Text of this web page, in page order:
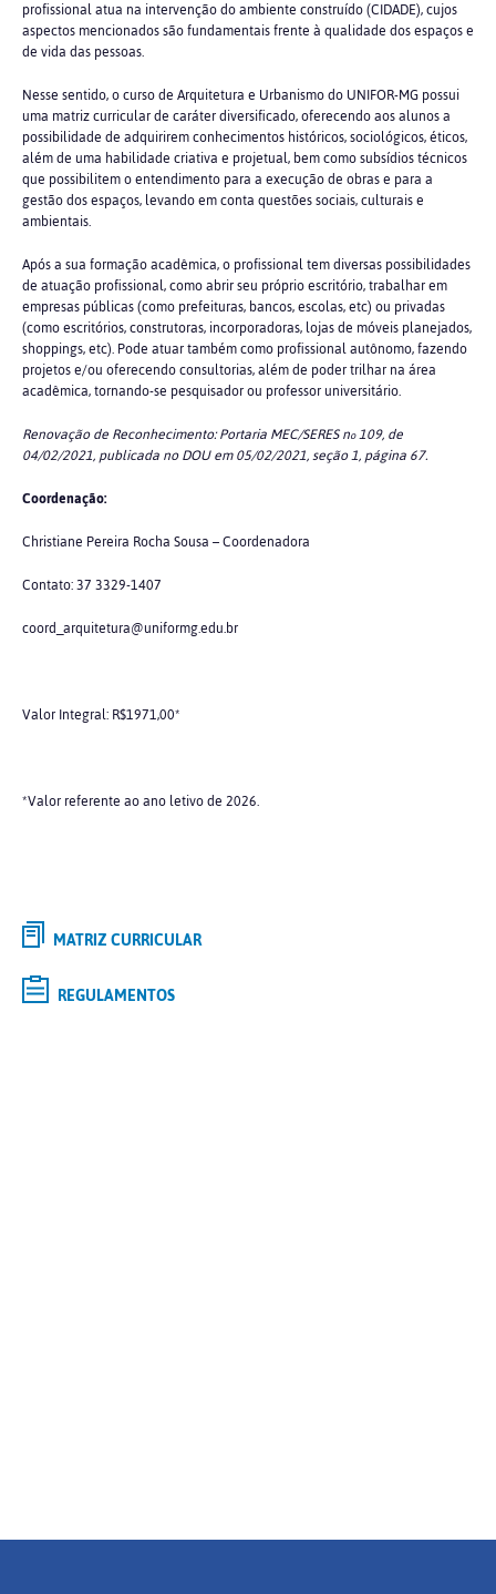
profissional atua na intervenção do ambiente construído (CIDADE), cujos
aspectos mencionados são fundamentais frente à qualidade dos espaços e
de vida das pessoas.
Nesse sentido, o curso de Arquitetura e Urbanismo do UNIFOR-MG possui
uma matriz curricular de caráter diversificado, oferecendo aos alunos a
possibilidade de adquirirem conhecimentos históricos, sociológicos, éticos,
além de uma habilidade criativa e projetual, bem como subsídios técnicos
que possibilitem o entendimento para a execução de obras e para a
gestão dos espaços, levando em conta questões sociais, culturais e
ambientais.
Após a sua formação acadêmica, o profissional tem diversas possibilidades
de atuação profissional, como abrir seu próprio escritório, trabalhar em
empresas públicas (como prefeituras, bancos, escolas, etc) ou privadas
(como escritórios, construtoras, incorporadoras, lojas de móveis planejados,
shoppings, etc). Pode atuar também como profissional autônomo, fazendo
projetos e/ou oferecendo consultorias, além de poder trilhar na área
acadêmica, tornando-se pesquisador ou professor universitário.
Renovação de Reconhecimento: Portaria MEC/SERES no109, de
04/02/2021, publicada no DOU em 05/02/2021, seção 1, página 67.
Coordenação:
Christiane Pereira Rocha Sousa – Coordenadora
Contato: 37 3329-1407
coord_arquitetura@uniformg.edu.br
Valor Integral: R$1971,00*
*Valor referente ao ano letivo de 2026.
MATRIZ CURRICULAR
REGULAMENTOS